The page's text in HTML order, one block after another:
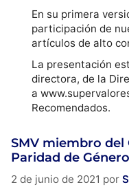
En su primera
participación de
artículos de alto
La presentación
directora, de la
a
Recomendados.
SMV miembro del
Paridad de Género
2 de junio de 2021 por